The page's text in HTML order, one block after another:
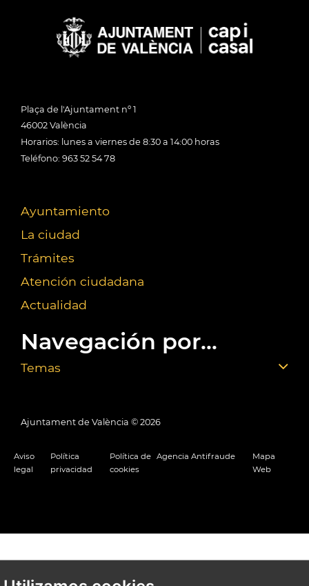
Plaça de l'Ajuntament nº 1
46002 València
Horarios: lunes a viernes de 8:30 a 14:00 horas
Teléfono: 963 52 54 78
Ayuntamiento
La ciudad
Trámites
Atención ciudadana
Actualidad
Navegación por...
Temas
Ajuntament de València © 2026
Aviso
legal
Política
privacidad
Política de
cookies
Agencia Antifraude
Mapa
Web